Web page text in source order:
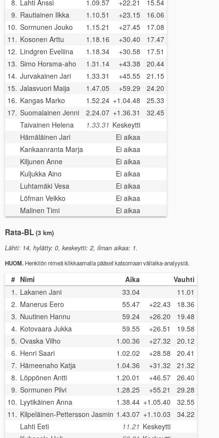
8. Lahti Anssi 1.09.57 +22.21
15.54
9. Rautiainen Ilkka 1.10.51 +23.15
16.06
10. Sormunen Jouko 1.15.21 +27.45
17.08
11. Kosonen Arttu 1.18.16 +30.40
17.47
12. Lindgren Eveliina 1.18.34 +30.58
17.51
13. Simo Horsma-aho 1.31.14 +43.38
20.44
14. Jurvakainen Jari 1.33.31 +45.55
21.15
15. Jalasvuori Maija 1.47.05 +59.29
24.20
16. Kangas Marko 1.52.24 +1.04.48
25.33
17. Suomalainen Jenni 2.24.07 +1.36.31
32.45
Taivainen Helena
1.33.31 Keskeytti
Hämäläinen Jari
Ei aikaa
Kankaanranta Marja
Ei aikaa
Kiljunen Anne
Ei aikaa
Kuljukka Aino
Ei aikaa
Luhtamäki Vesa
Ei aikaa
Löfman Veikko
Ei aikaa
Malinen Timi
Ei aikaa
Rata-BL (3 km)
Lähti: 14, hylätty: 0, keskeytti: 2, ilman aikaa: 1.
HUOM. Henkilön nimeä klikkaamalla pääset katsomaan väliaika-analyysiä.
# Nimi Aika
Vauhti
1. Lakanen Jani 33.04
11.01
2. Manerus Eero 55.47 +22.43
18.36
3. Nuutinen Hannu 59.24 +26.20
19.48
4. Kotovaara Jukka 59.55 +26.51
19.58
5. Ovaska Vilho 1.00.36 +27.32
20.12
6. Henri Saari 1.02.02 +28.58
20.41
7. Hämeenaho Katja 1.04.36 +31.32
21.32
8. Löppönen Antti 1.20.01 +46.57
26.40
9. Sormunen Pilvi 1.28.25 +55.21
29.28
10. Lyytikäinen Anna 1.38.44 +1.05.40
32.55
11. Kilpeläinen-Pettersson Jasmin 1.43.07 +1.10.03
34.22
Lahti Eeti
11.21 Keskeytti